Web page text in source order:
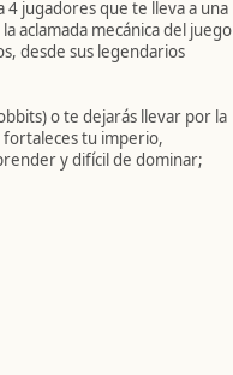
4 jugadores que te lleva a una
aclamada mecánica del juego
desde sus legendarios
o te dejarás llevar por la
fortaleces tu imperio,
y difícil de dominar;